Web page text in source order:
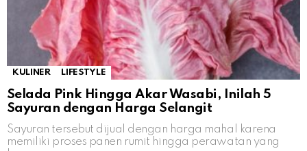
KULINER LIFESTYLE
Selada Pink Hingga Akar Wasabi, Inilah 5
Sayuran dengan Harga Selangit
Sayuran tersebut dijual dengan harga mahal karena
memiliki proses panen rumit hingga perawatan yang